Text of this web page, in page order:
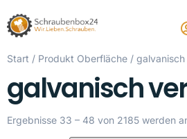
Start / Produkt Oberfläche /
galvanisch
Ergebnisse 33 – 48 von 2185 werden